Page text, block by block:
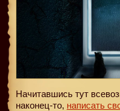
Начитавшись тут
наконец-то, написать